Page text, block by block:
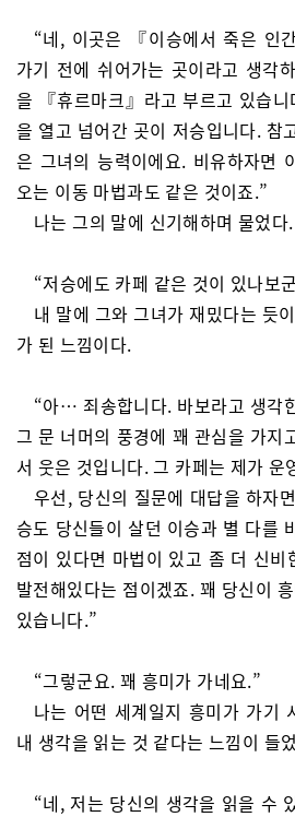
“네, 이곳은 『이승에서 죽은 인
가기 전에 쉬어가는 곳이라고 생각
을 『휴르마크』라고 부르고 있습
을 열고 넘어간 곳이 저승입니다. 참
은 그녀의 능력이에요. 비유하자면
오는 이동 마법과도 같은 것이죠.”
나는 그의 말에 신기해하며 물었다.
“저승에도 카페 같은 것이 있나보
내 말에 그와 그녀가 재밌다는 듯
가 된 느낌이다.
“아… 죄송합니다. 바보라고 생각
그 문 너머의 풍경에 꽤 관심을 가지
서 웃은 것입니다. 그 카페는 제가 운
우선, 당신의 질문에 대답을 하자
승도 당신들이 살던 이승과 별 다를
점이 있다면 마법이 있고 좀 더 신비
발전해있다는 점이겠죠. 꽤 당신이
있습니다.”
“그렇군요. 꽤 흥미가 가네요.”
나는 어떤 세계일지 흥미가 가기
내 생각을 읽는 것 같다는 느낌이 들
“네, 저는 당신의 생각을 읽을 수